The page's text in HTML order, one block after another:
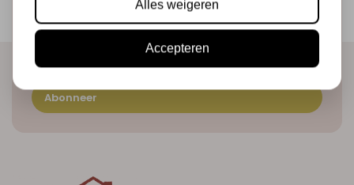
Ontvang als eerste onze actie en nieuwe producten
direct in je mailbox!
Abonneer
Alles weigeren
Accepteren